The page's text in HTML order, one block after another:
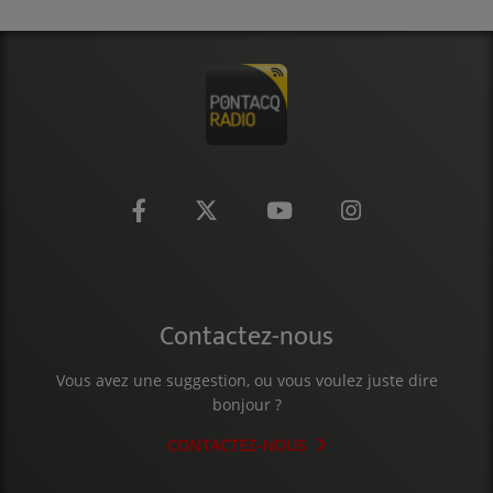
Contactez-nous
Vous avez une suggestion, ou vous voulez juste dire
bonjour ?
CONTACTEZ-NOUS